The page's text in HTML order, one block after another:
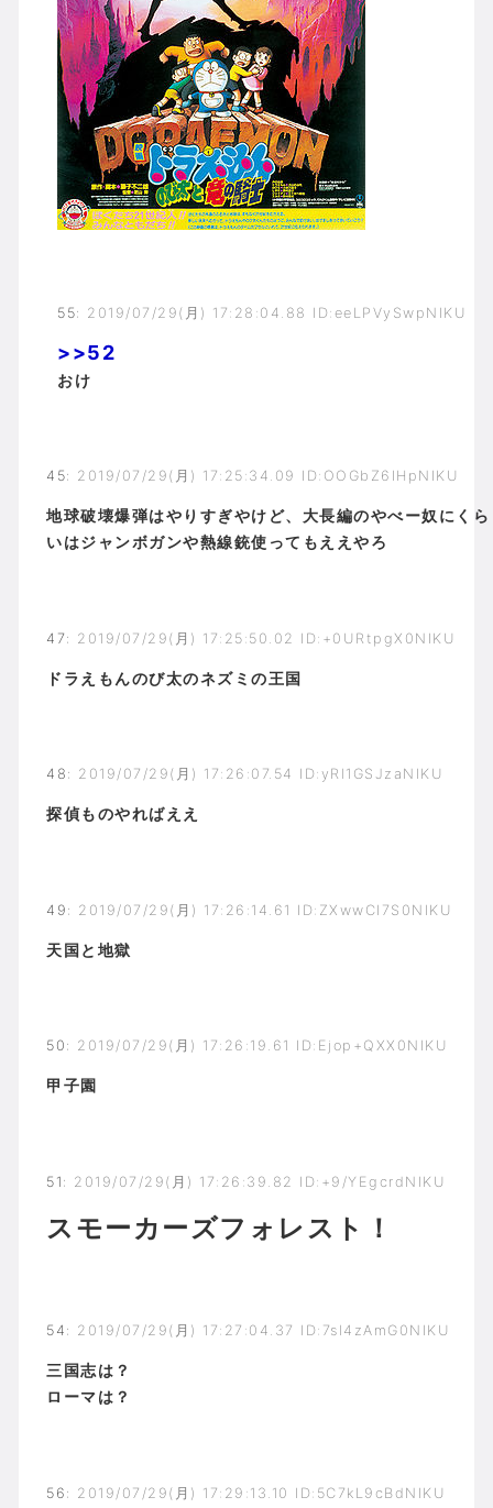
55: 2019/07/29(月) 17:28:04.88 ID:eeLPVySwpNIKU
>>52
おけ
45: 2019/07/29(月) 17:25:34.09 ID:OOGbZ6IHpNIKU
地球破壊爆弾はやりすぎやけど、大長編のやべー奴にくら
いはジャンボガンや熱線銃使ってもええやろ
47: 2019/07/29(月) 17:25:50.02 ID:+0URtpgX0NIKU
ドラえもんのび太のネズミの王国
48 : 2019/07/29(月) 17:26:07.54 ID:yRl1GSJzaNIKU
探偵ものやればええ
49 : 2019/07/29(月) 17:26:14.61 ID:ZXwwCI7S0NIKU
天国と地獄
50 : 2019/07/29(月) 17:26:19.61 ID:Ejop+QXX0NIKU
甲子園
51 : 2019/07/29(月) 17:26:39.82 ID:+9/YEgcrdNIKU
スモーカーズフォレスト！
54 : 2019/07/29(月) 17:27:04.37 ID:7sl4zAmG0NIKU
三国志は？
ローマは？
56 : 2019/07/29(月) 17:29:13.10 ID:5C7kL9cBdNIKU